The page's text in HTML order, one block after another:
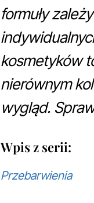
formuły
kosmetyków
nierównym
wygląd.
Wpis z serii:
Przebarwienia